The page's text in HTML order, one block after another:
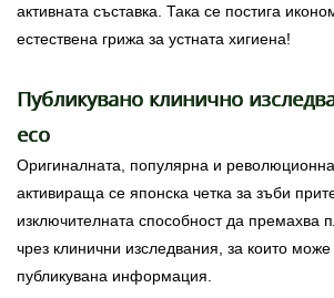
активната съставка. Така се постига
естествена грижа за устната хигиена!
Публикувано клинично
eco
Оригиналната, популярна и
активираща се японска четка за зъби
изключителната способност да премахва
чрез клинични изследвания, за които
публикувана информация.